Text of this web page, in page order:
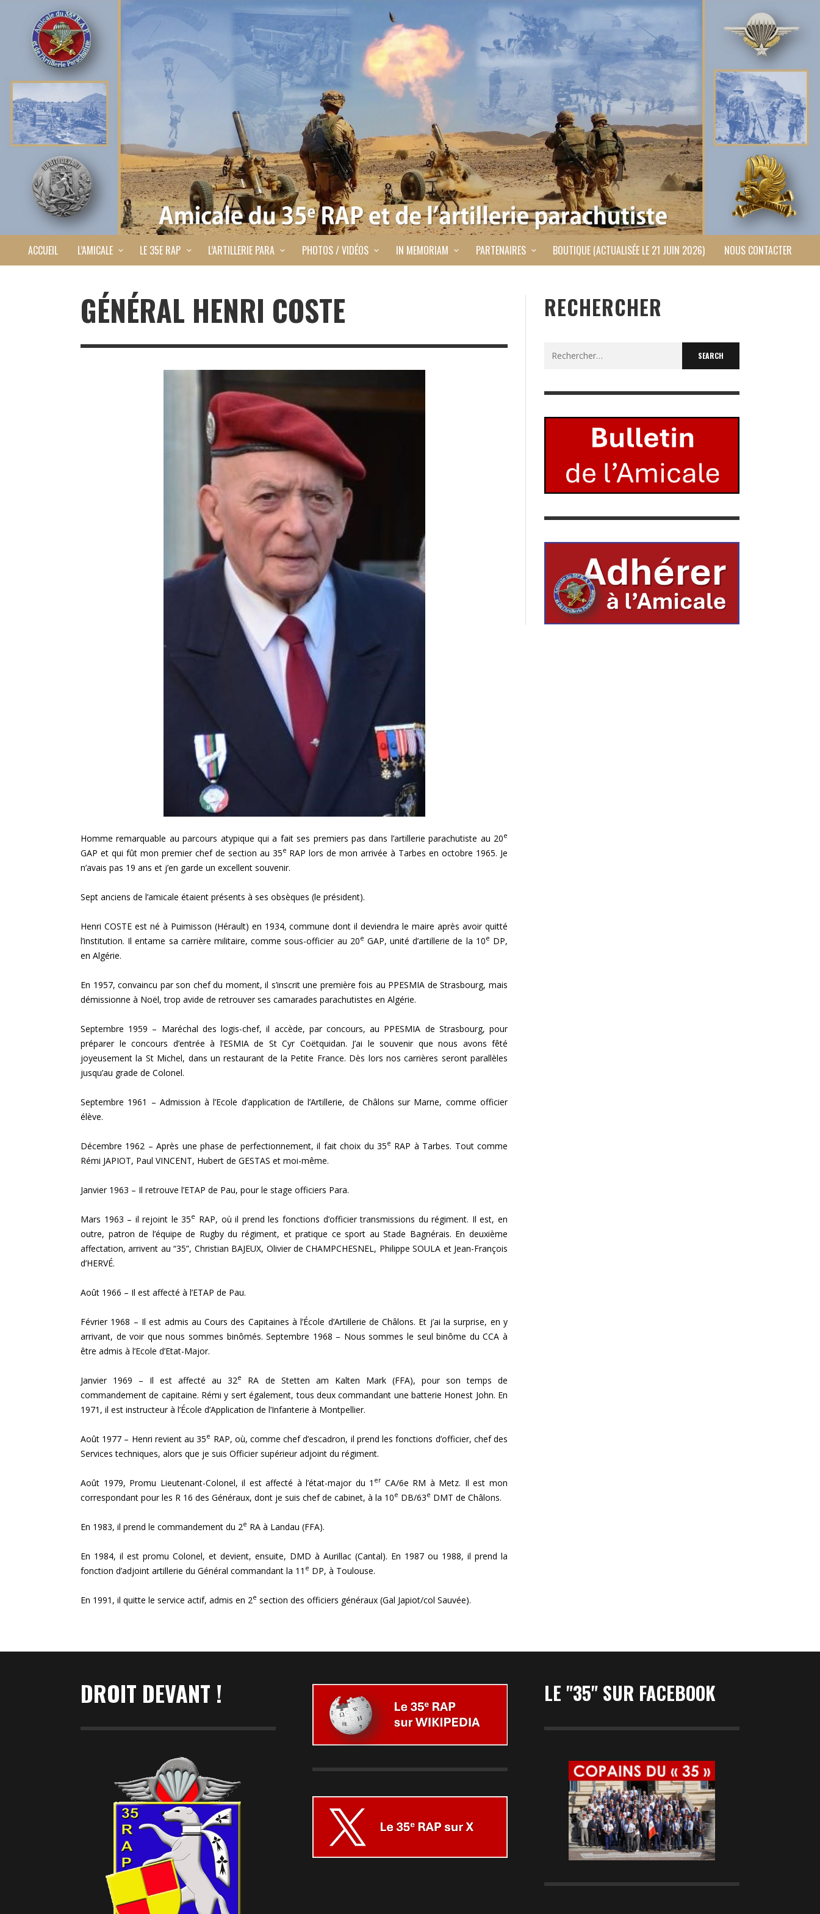
ACCUEIL L’AMICALE LE 35E RAP L’ARTILLERIE PARA PHOTOS / VIDÉOS IN MEMORIAM PARTENAIRES BOUTIQUE (ACTUALISÉE LE 21 JUIN 2026) NOUS CONTACTER
GÉNÉRAL HENRI COSTE
Homme remarquable au parcours atypique qui a fait ses premiers pas dans l’artillerie parachutiste au 20e
GAP et qui fût mon premier chef de section au 35e RAP lors de mon arrivée à Tarbes en octobre 1965. Je
n’avais pas 19 ans et j’en garde un excellent souvenir.
Sept anciens de l’amicale étaient présents à ses obsèques (le président).
Henri COSTE est né à Puimisson (Hérault) en 1934, commune dont il deviendra le maire après avoir quitté
l’institution. Il entame sa carrière militaire, comme sous-officier au 20e GAP, unité d’artillerie de la 10e DP,
en Algérie.
En 1957, convaincu par son chef du moment, il s’inscrit une première fois au PPESMIA de Strasbourg, mais
démissionne à Noël, trop avide de retrouver ses camarades parachutistes en Algérie.
Septembre 1959 – Maréchal des logis-chef, il accède, par concours, au PPESMIA de Strasbourg, pour
préparer le concours d’entrée à l’ESMIA de St Cyr Coëtquidan. J’ai le souvenir que nous avons fêté
joyeusement la St Michel, dans un restaurant de la Petite France. Dès lors nos carrières seront parallèles
jusqu’au grade de Colonel.
Septembre 1961 – Admission à l’Ecole d’application de l’Artillerie, de Châlons sur Marne, comme officier
élève.
Décembre 1962 – Après une phase de perfectionnement, il fait choix du 35e RAP à Tarbes. Tout comme
Rémi JAPIOT, Paul VINCENT, Hubert de GESTAS et moi-même.
Janvier 1963 – Il retrouve l’ETAP de Pau, pour le stage officiers Para.
Mars 1963 – il rejoint le 35e RAP, où il prend les fonctions d’officier transmissions du régiment. Il est, en
outre, patron de l’équipe de Rugby du régiment, et pratique ce sport au Stade Bagnérais. En deuxième
affectation, arrivent au “35”, Christian BAJEUX, Olivier de CHAMPCHESNEL, Philippe SOULA et Jean-François
d’HERVÉ.
Août 1966 – Il est affecté à l’ETAP de Pau.
Février 1968 – Il est admis au Cours des Capitaines à l’École d’Artillerie de Châlons. Et j’ai la surprise, en y
arrivant, de voir que nous sommes binômés. Septembre 1968 – Nous sommes le seul binôme du CCA à
être admis à l’Ecole d’Etat-Major.
Janvier 1969 – Il est affecté au 32e
RA de Stetten am Kalten Mark (FFA), pour son temps de
commandement de capitaine. Rémi y sert également, tous deux commandant une batterie Honest John. En
1971, il est instructeur à l’École d’Application de l’Infanterie à Montpellier.
Août 1977 – Henri revient au 35e RAP, où, comme chef d’escadron, il prend les fonctions d’officier, chef des
Services techniques, alors que je suis Officier supérieur adjoint du régiment.
Août 1979, Promu Lieutenant-Colonel, il est affecté à l’état-major du 1 erCA/6e RM à Metz. Il est mon
correspondant pour les R 16 des Généraux, dont je suis chef de cabinet, à la 10e DB/63e DMT de Châlons.
En 1983, il prend le commandement du 2e RA à Landau (FFA).
En 1984, il est promu Colonel, et devient, ensuite, DMD à Aurillac (Cantal). En 1987 ou 1988, il prend la
fonction d’adjoint artillerie du Général commandant la 11 e DP, à Toulouse.
En 1991, il quitte le service actif, admis en 2e section des officiers généraux (Gal Japiot/col Sauvée).
RECHERCHER
DROIT DEVANT ! LE "35" SUR FACEBOOK